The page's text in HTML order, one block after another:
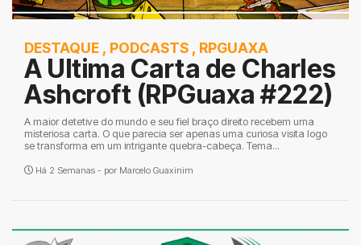
DESTAQUE , PODCASTS , RPGUAXA
A Ultima Carta de Charles
Ashcroft (RPGuaxa #222)
A maior detetive do mundo e seu fiel braço direito recebem uma
misteriosa carta. O que parecia ser apenas uma curiosa visita logo
se transforma em um intrigante quebra-cabeça. Tema...
Há 2 Semanas - por Marcelo Guaxinim